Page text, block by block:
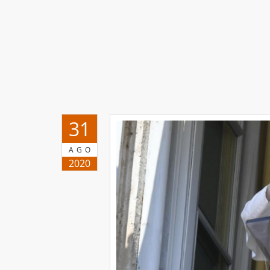
31
AGO
2020